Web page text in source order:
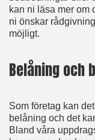
kan ni läsa mer om
ni önskar
möjligt.
Belåning och
Som företag kan
belåning och det
Bland våra